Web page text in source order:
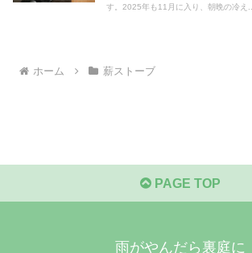
す。2025年も11月に入り、朝晩の冷え...
ホーム 薪ストーブ
PAGE TOP
雨がやんだら裏庭に